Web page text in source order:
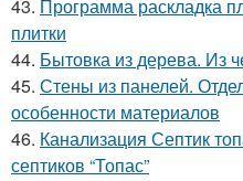
43. Программа раскладка
плитки
44. Бытовка из дерева. Из
45. Стены из панелей.
особенности материалов
46. Канализация Септик
септиков “Топас”